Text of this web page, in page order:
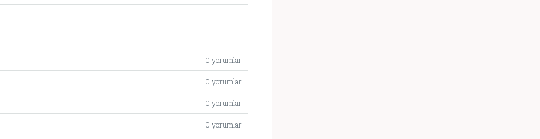
0 yorumlar
0 yorumlar
0 yorumlar
0 yorumlar